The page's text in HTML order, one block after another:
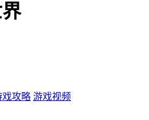
戏攻略 游戏视频